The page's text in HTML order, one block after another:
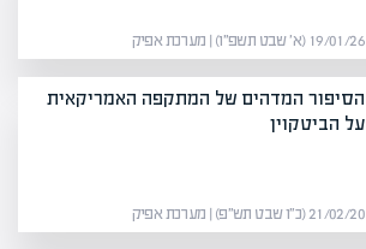
19/01/26 (א׳ שבט תשפ״ו) | מערכת אפיק
הסיפור המדהים של המתקפה האמריקאית
על הביטקוין
21/02/20 (כ״ו שבט תש״פ) | מערכת אפיק